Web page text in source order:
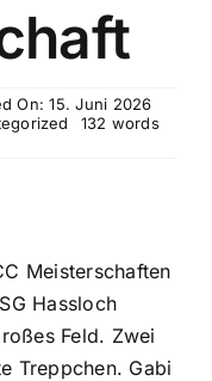
On: 15. Juni 2026
132 words
Meisterschaften
Hassloch
Feld. Zwei
Treppchen. Gabi